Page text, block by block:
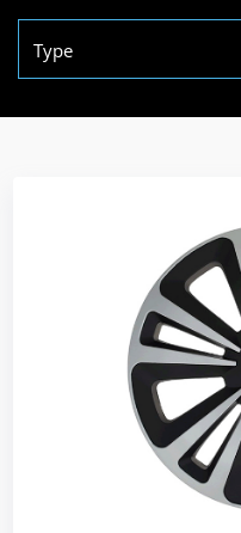
Type